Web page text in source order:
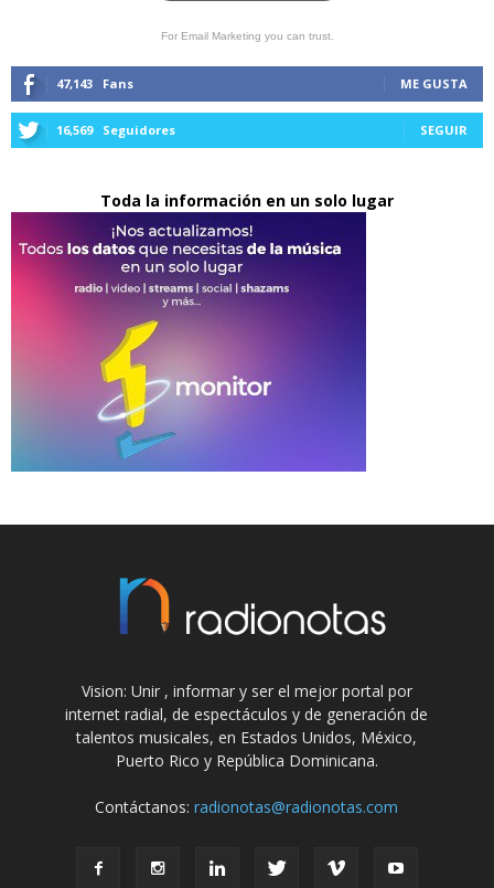
For Email Marketing you can trust.
47,143 Fans ME GUSTA
16,569 Seguidores SEGUIR
Toda la información en un solo lugar
Vision: Unir , informar y ser el mejor portal por
internet radial, de espectáculos y de generación de
talentos musicales, en Estados Unidos, México,
Puerto Rico y República Dominicana.
Contáctanos:radionotas@radionotas.com